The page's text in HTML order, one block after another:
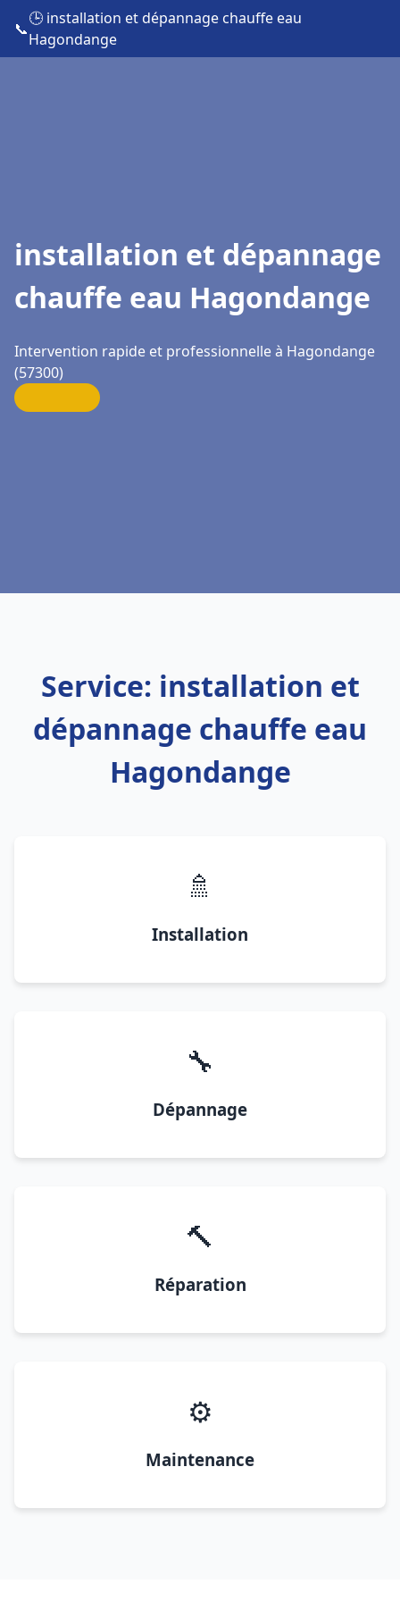
📞
🕒 installation et dépannage chauffe eau
Hagondange
installation et dépannage
chauffe eau Hagondange
Intervention rapide et professionnelle à Hagondange
(57300)
Service: installation et
dépannage chauffe eau
Hagondange
🚿
Installation
🔧
Dépannage
🔨
Réparation
⚙️
Maintenance